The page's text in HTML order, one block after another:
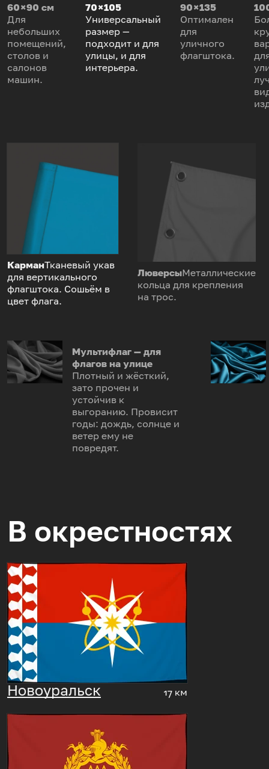
60 × 90 см
Для
небольших
помещений,
столов и
салонов
машин.
70 × 105
Универсальный
размер —
подходит и для
улицы, и для
интерьера.
90 × 135
Оптимален
для
уличного
флагштока.
КарманТканевый укав
для вертикального
флагштока. Сошьём в
цвет флага.
ЛюверсыМеталлические
кольца для крепления
на трос.
Мультифлаг — для
флагов на улице
Плотный и жёсткий,
зато прочен и
устойчив к
выгоранию. Провисит
годы: дождь, солнце и
ветер ему не
повредят.
В окрестностях
Новоуральск 17 км